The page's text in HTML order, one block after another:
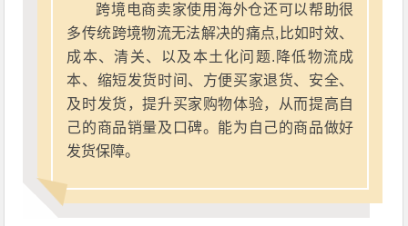
跨境电商卖家使用海外仓还可以帮助很
多传统跨境物流无法解决的痛点,比如时效、
成本、清关、以及本土化问题.降低物流成
本、缩短发货时间、方便买家退货、安全、
及时发货，提升买家购物体验，从而提高自
己的商品销量及口碑。能为自己的商品做好
发货保障。